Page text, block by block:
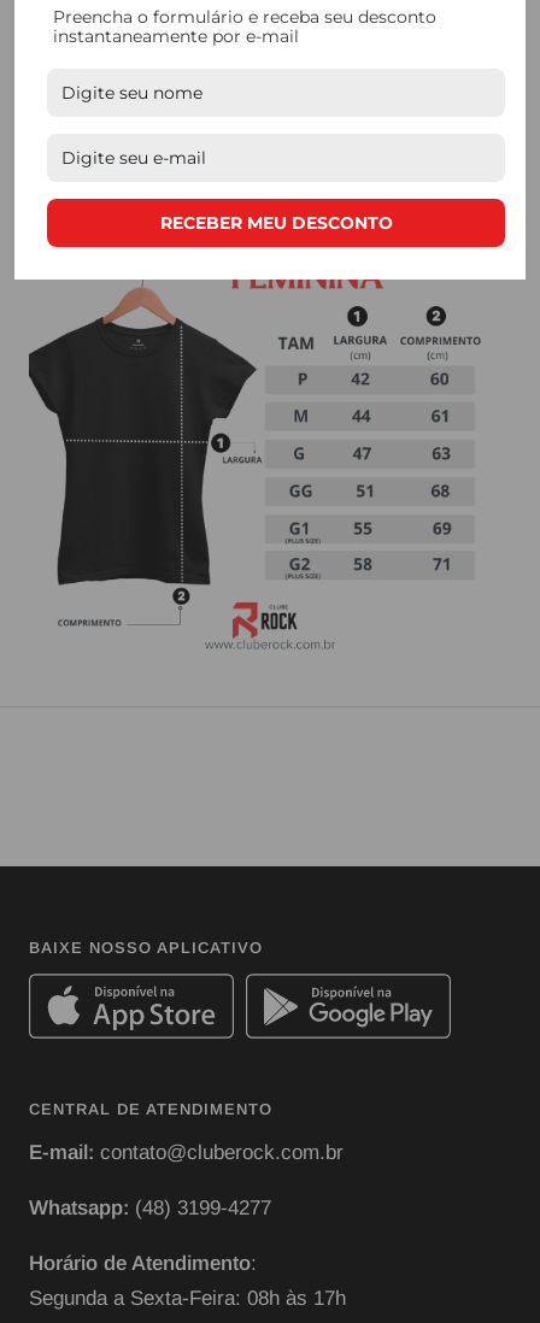
tornando nossas camisetas a escolha perfeita para
produção são feitos de forma manual, e contam com
BAIXE NOSSO APLICATIVO
CENTRAL DE ATENDIMENTO
E-mail: contato@cluberock.com.br
Whatsapp: (48) 3199-4277
Horário de Atendimento:
Segunda a Sexta-Feira: 08h às 17h
Preencha o formulário e receba seu desconto
instantaneamente por e-mail
RECEBER MEU DESCONTO